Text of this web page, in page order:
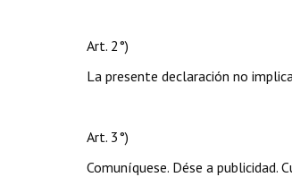
Art. 2°)
La presente declaración no
Art. 3°)
Comuníquese. Dése a publicidad.